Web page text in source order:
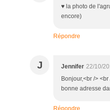
♥ la photo de
encore)
Répondre
J Jennifer 22/10/
Bonjour,<br />
bonne adresse
Répondre